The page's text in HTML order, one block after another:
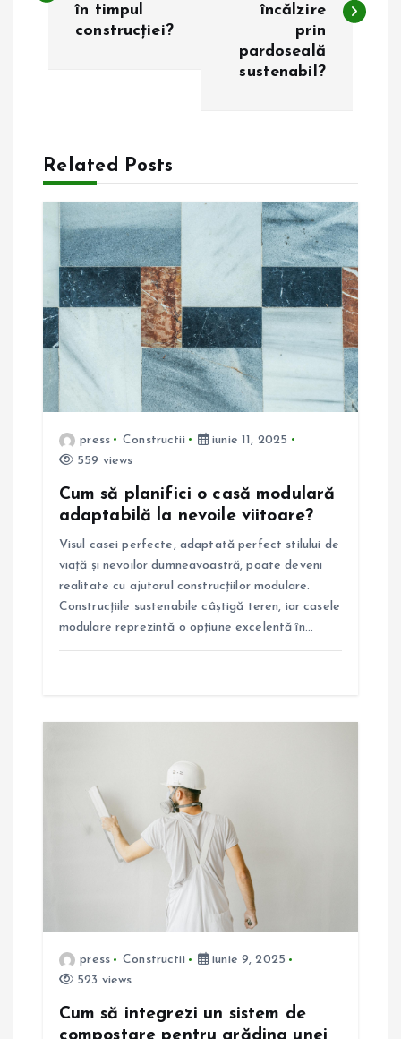
a
r
n
a
r
în timpul
construcției?
încălzire
prin
pardoseală
sustenabil?
Related Posts
press Constructii
iunie 11, 2025
559 views
Cum să planifici o casă modulară
adaptabilă la nevoile viitoare?
Visul casei perfecte, adaptată perfect stilului de
viață și nevoilor dumneavoastră, poate deveni
realitate cu ajutorul construcțiilor modulare.
Construcțiile sustenabile câștigă teren, iar casele
modulare reprezintă o opțiune excelentă în…
press Constructii
iunie 9, 2025
523 views
Cum să integrezi un sistem de
compostare pentru grădina unei